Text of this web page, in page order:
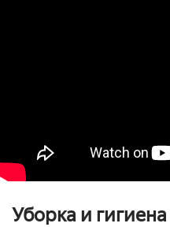
Уборка и гигиена